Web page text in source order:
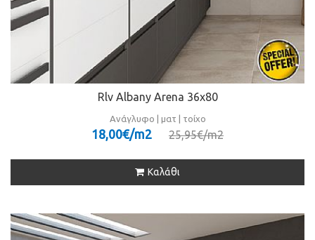
Rlv Albany Arena 36x80
Ανάγλυφο | ματ | τοίχο
18,00€/m2 25,95€/m2
Καλάθι